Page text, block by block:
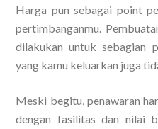
Harga pun sebagai point
pertimbanganmu.
dilakukan untuk sebagian
yang kamu keluarkan juga
Meski begitu, penawaran
dengan fasilitas dan nilai